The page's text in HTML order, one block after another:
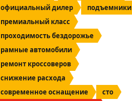
официальный дилер
подъемники
премиальный класс
проходимость бездорожье
рамные автомобили
ремонт кроссоверов
снижение расхода
современное оснащение
сто